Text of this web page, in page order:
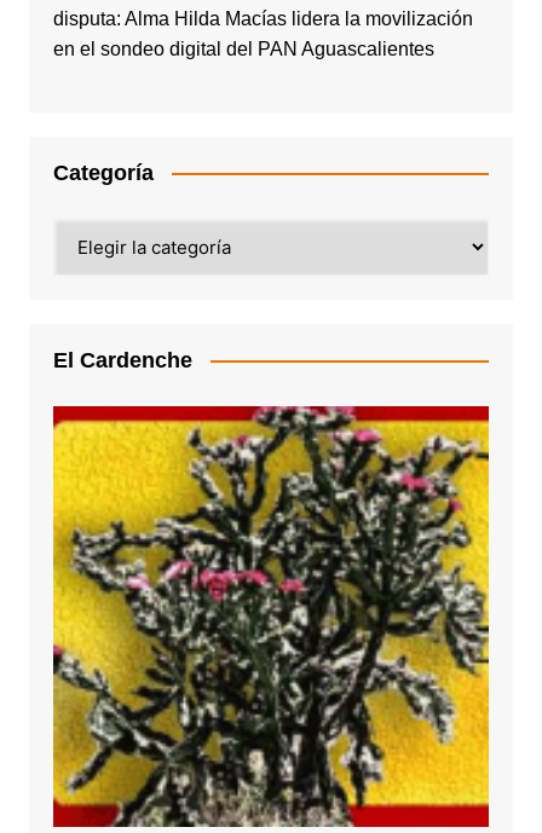
disputa: Alma Hilda Macías lidera la movilización
en el sondeo digital del PAN Aguascalientes
Categoría
El Cardenche